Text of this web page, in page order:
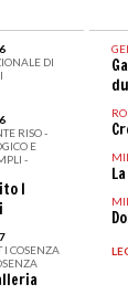
DI
RISO -
E
-
I
I COSENZA